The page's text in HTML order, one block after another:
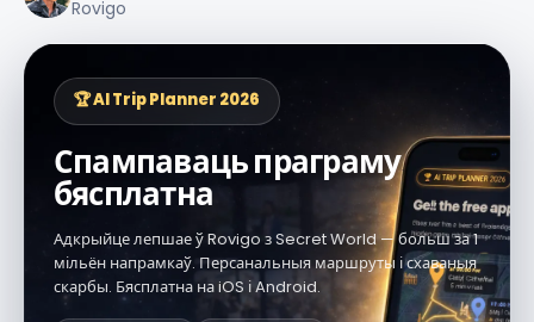
Rovigo
🏆 AI Trip Planner 2026
Спампаваць праграму
бясплатна
Адкрыйце лепшае ў Rovigo з Secret World — больш за 1
мільён напрамкаў. Персанальныя маршруты і схаваныя
скарбы. Бясплатна на iOS і Android.